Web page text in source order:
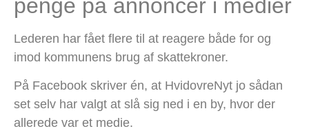
penge på annoncer i medier
Lederen har fået flere til at reagere både for og
imod kommunens brug af skattekroner.
På Facebook skriver én, at HvidovreNyt jo sådan
set selv har valgt at slå sig ned i en by, hvor der
allerede var et medie.